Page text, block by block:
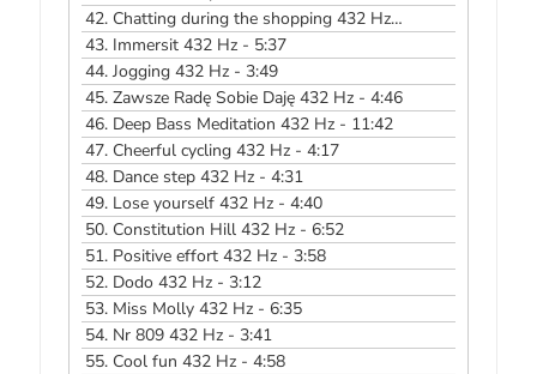
42. Chatting during the shopping 432 Hz - 4:50
43. Immersit 432 Hz - 5:37
44.Jogging 432 Hz - 3:49
45.Zawsze Radę Sobie Daję 432 Hz - 4:46
46. Deep Bass Meditation 432 Hz - 11:42
47. Cheerful cycling 432 Hz - 4:17
48. Dance step 432 Hz - 4:31
49. Lose yourself 432 Hz - 4:40
50. Constitution Hill 432 Hz - 6:52
51. Positive effort 432 Hz - 3:58
52. Dodo 432 Hz - 3:12
53. Miss Molly 432 Hz - 6:35
54. Nr 809 432 Hz - 3:41
55. Cool fun 432 Hz - 4:58